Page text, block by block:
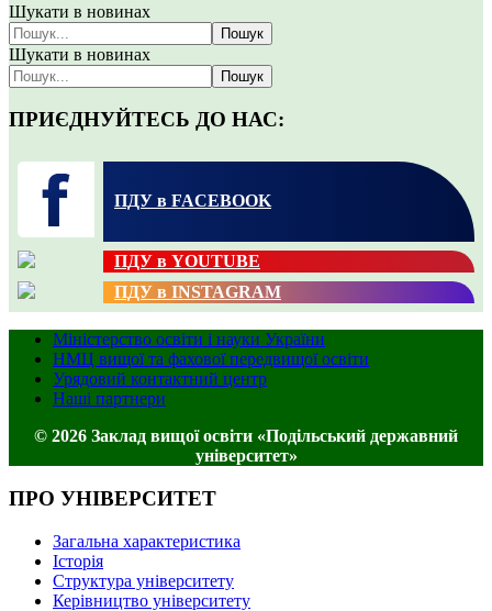
Шукати в новинах
Пошук
Шукати в новинах
Пошук
ПРИЄДНУЙТЕСЬ ДО НАС:
ПДУ в FACEBOOK
ПДУ в YOUTUBE
ПДУ в INSTAGRAM
Міністерство освіти і науки України
НМЦ вищої та фахової передвищої освіти
Урядовий контактний центр
Наші партнери
© 2026 Заклад вищої освіти «Подільський державний
університет»
ПРО УНІВЕРСИТЕТ
Загальна характеристика
Історія
Структура університету
Керівництво університету